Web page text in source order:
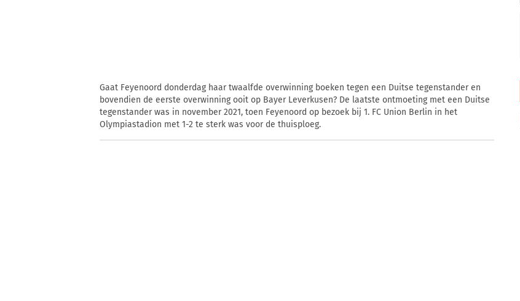
Gaat Feyenoord donderdag haar twaalfde overwinning boeken tegen een Duitse tegenstander en
bovendien de eerste overwinning ooit op Bayer Leverkusen? De laatste ontmoeting met een Duitse
tegenstander was in november 2021, toen Feyenoord op bezoek bij 1. FC Union Berlin in het
Olympiastadion met 1-2 te sterk was voor de thuisploeg.